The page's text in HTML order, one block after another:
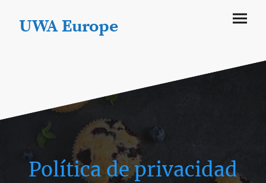
UWA Europe
Política de privacidad